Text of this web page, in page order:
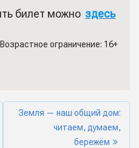
билет можно здесь
Возрастное ограничение: 16+
Земля — наш общий дом:
читаем, думаем,
бережём